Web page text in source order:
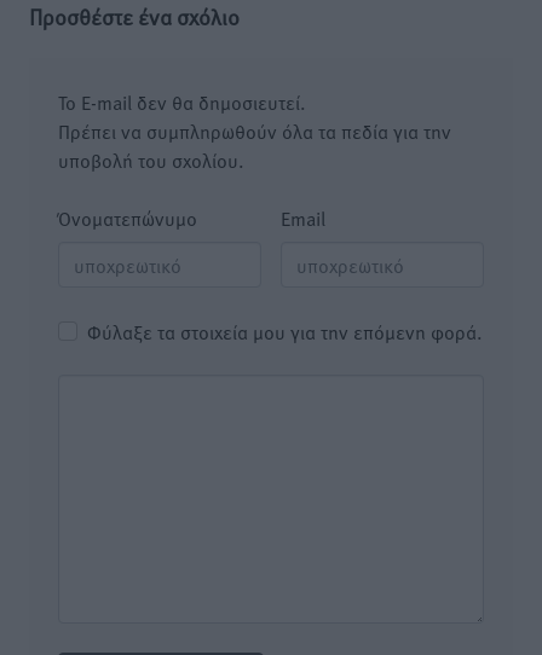
Προσθέστε ένα σχόλιο
Το E-mail δεν θα δημοσιευτεί.
Πρέπει να συμπληρωθούν όλα τα πεδία για την
υποβολή του σχολίου.
Όνοματεπώνυμο Email
Φύλαξε τα στοιχεία μου για την επόμενη φορά.